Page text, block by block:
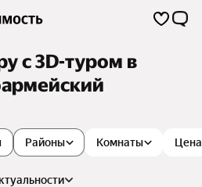
c 3D-туром в
Комнаты Цена
Районы